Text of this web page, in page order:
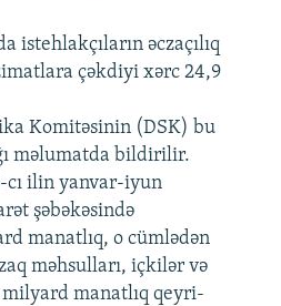
360p 480p
1080p
360p
480p
720p
1080p
istehlakçıların əczaçılıq
çəkdiyi xərc 24,9
Komitəsinin (DSK) bu
məlumatda bildirilir.
cı ilin yanvar-iyun
şəbəkəsində
manatlıq, o cümlədən
məhsulları, içkilər və
manatlıq qeyri-